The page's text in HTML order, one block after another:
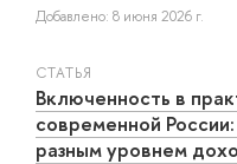
Добавлено: 8 июня 2026 г.
СТАТЬЯ
Включенность в
современной
разным уровнем